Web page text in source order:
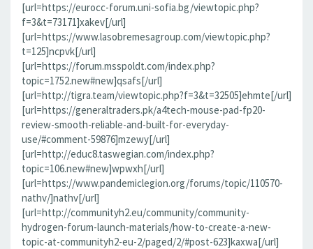
[url=https://eurocc-forum.uni-sofia.bg/viewtopic.php?
f=3&t=73171]xakev[/url]
[url=https://www.lasobremesagroup.com/viewtopic.php?
t=125]ncpvk[/url]
[url=https://forum.msspoldt.com/index.php?
topic=1752.new#new]qsafs[/url]
[url=http://tigra.team/viewtopic.php?f=3&t=32505]ehmte[/url]
[url=https://generaltraders.pk/a4tech-mouse-pad-fp20-
review-smooth-reliable-and-built-for-everyday-
use/#comment-59876]mzewy[/url]
[url=http://educ8.taswegian.com/index.php?
topic=106.new#new]wpwxh[/url]
[url=https://www.pandemiclegion.org/forums/topic/110570-
nathv/]nathv[/url]
[url=http://communityh2.eu/community/community-
hydrogen-forum-launch-materials/how-to-create-a-new-
topic-at-communityh2-eu-2/paged/2/#post-623]kaxwa[/url]